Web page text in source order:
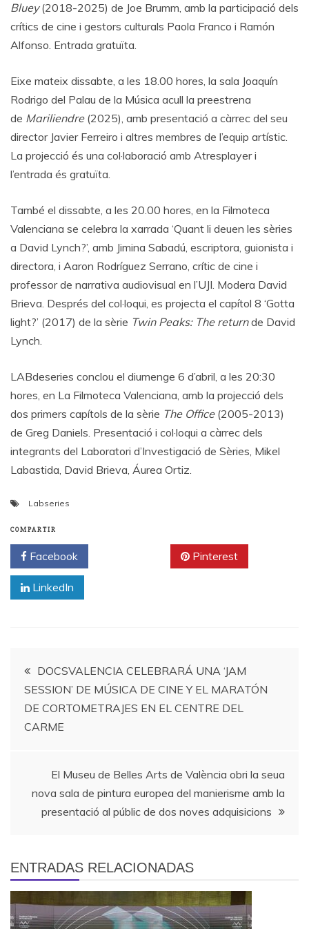
Bluey(2018-2025) de Joe Brumm, amb la participació dels
crítics de cine i gestors culturals Paola Franco i Ramón
Alfonso. Entrada gratuïta.
Eixe mateix dissabte, a les 18.00 hores, la sala Joaquín
Rodrigo del Palau de la Música acull la preestrena
de Mariliendre (2025), amb presentació a càrrec del seu
director Javier Ferreiro i altres membres de l’equip artístic.
La projecció és una col·laboració amb Atresplayer i
l’entrada és gratuïta.
També el dissabte, a les 20.00 hores, en la Filmoteca
Valenciana se celebra la xarrada ‘Quant li deuen les sèries
a David Lynch?’, amb Jimina Sabadú, escriptora, guionista i
directora, i Aaron Rodríguez Serrano, crític de cine i
professor de narrativa audiovisual en l’UJI. Modera David
Brieva. Després del col·loqui, es projecta el capítol 8 ‘Gotta
light?’ (2017) de la sèrie Twin Peaks: The returnde David
Lynch.
LABdeseries conclou el diumenge 6 d’abril, a les 20:30
hores, en La Filmoteca Valenciana, amb la projecció dels
dos primers capítols de la sèrie The Office(2005-2013)
de Greg Daniels. Presentació i col·loqui a càrrec dels
integrants del Laboratori d’Investigació de Sèries, Mikel
Labastida, David Brieva, Áurea Ortiz.
Labseries
COMPARTIR
Facebook Pinterest
LinkedIn
Navegación
de
DOCSVALENCIA CELEBRARÁ UNA ‘JAM
SESSION’ DE MÚSICA DE CINE Y EL MARATÓN
DE CORTOMETRAJES EN EL CENTRE DEL
CARME
El Museu de Belles Arts de València obri la seua
nova sala de pintura europea del manierisme amb la
presentació al públic de dos noves adquisicions
ENTRADAS RELACIONADAS